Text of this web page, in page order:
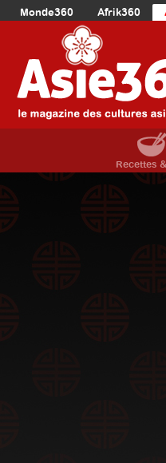
Monde360 Afrik360
Europe360
Océanie360
Recettes